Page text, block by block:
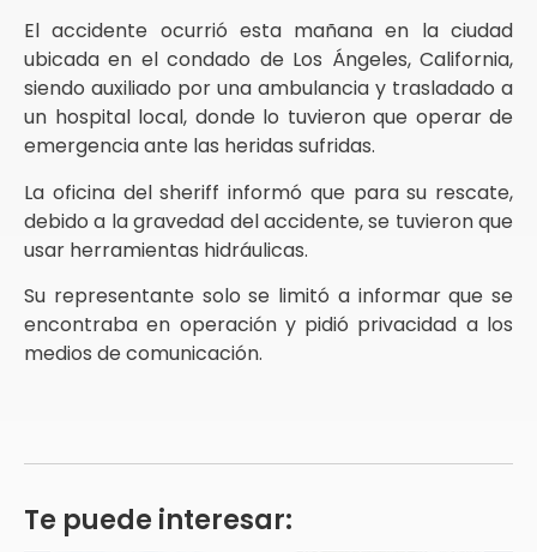
El accidente ocurrió esta mañana en la ciudad
ubicada en el condado de Los Ángeles, California,
siendo auxiliado por una ambulancia y trasladado a
un hospital local, donde lo tuvieron que operar de
emergencia ante las heridas sufridas.
La oficina del sheriff informó que para su rescate,
debido a la gravedad del accidente, se tuvieron que
usar herramientas hidráulicas.
Su representante solo se limitó a informar que se
encontraba en operación y pidió privacidad a los
medios de comunicación.
Te puede interesar: